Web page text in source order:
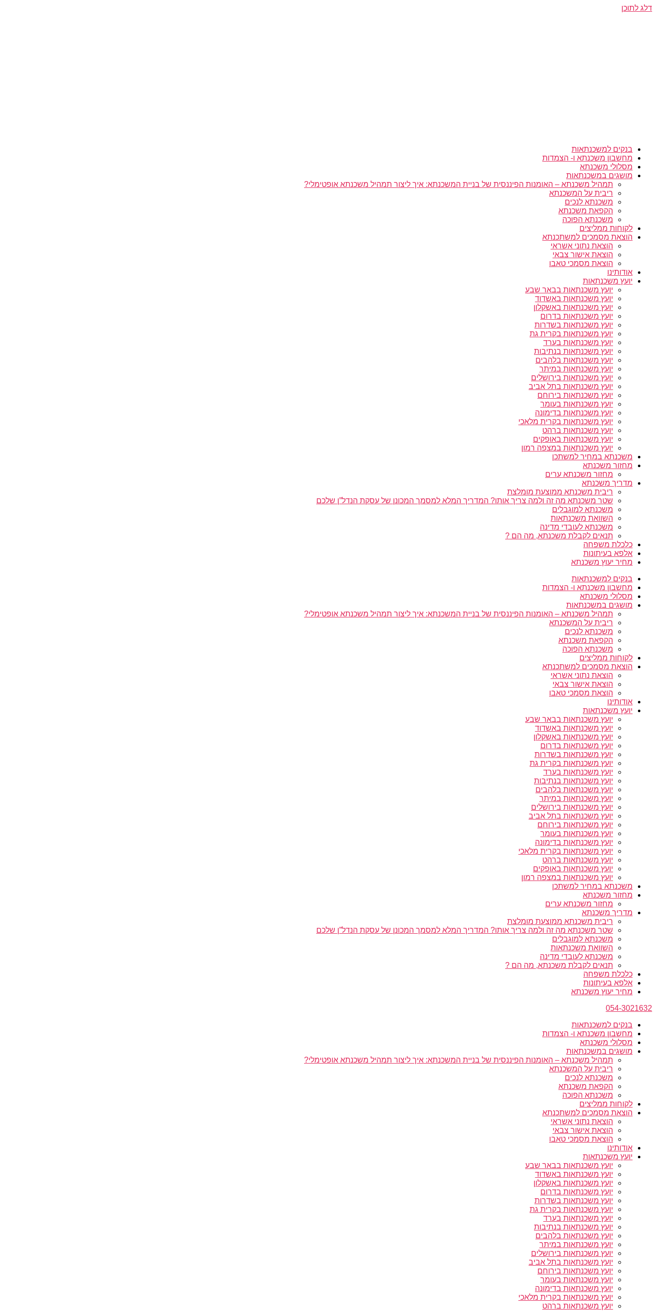
דלג לתוכן
בנקים למשכנתאות
מחשבון משכנתא ו- הצמדות
מסלולי משכנתא
מושגים במשכנתאות
תמהיל משכנתא – האומנות הפיננסית של בניית המשכנתא: איך ליצור תמהיל משכנתא אופטימלי?
ריבית על המשכנתא
משכנתא לנכים
הקפאת משכנתא
משכנתא הפוכה
לקוחות ממליצים
הוצאת מסמכים למשתכנתא
הוצאת נתוני אשראי
הוצאת אישור צבאי
הוצאת מסמכי טאבו
אודותינו
יועץ משכנתאות
יועץ משכנתאות בבאר שבע
יועץ משכנתאות באשדוד
יועץ משכנתאות באשקלון
יועץ משכנתאות בדרום
יועץ משכנתאות בשדרות
יועץ משכנתאות בקרית גת
יועץ משכנתאות בערד
יועץ משכנתאות בנתיבות
יועץ משכנתאות בלהבים
יועץ משכנתאות במיתר
יועץ משכנתאות בירושלים
יועץ משכנתאות בתל אביב
יועץ משכנתאות בירוחם
יועץ משכנתאות בעומר
יועץ משכנתאות בדימונה
יועץ משכנתאות בקרית מלאכי
יועץ משכנתאות ברהט
יועץ משכנתאות באופקים
יועץ משכנתאות במצפה רמון
משכנתא במחיר למשתכן
מחזור משכנתא
מחזור משכנתא ערים
מדריך משכנתא
ריבית משכנתא ממוצעת מומלצת
שטר משכנתא מה זה ולמה צריך אותו? המדריך המלא למסמך המכונן של עסקת הנדל”ן שלכם
משכנתא למוגבלים
השוואת משכנתאות
משכנתא לעובדי מדינה
תנאים לקבלת משכנתא, מה הם ?
כלכלת משפחה
אלפא בעיתונות
מחיר יעוץ משכנתא
בנקים למשכנתאות
מחשבון משכנתא ו- הצמדות
מסלולי משכנתא
מושגים במשכנתאות
תמהיל משכנתא – האומנות הפיננסית של בניית המשכנתא: איך ליצור תמהיל משכנתא אופטימלי?
ריבית על המשכנתא
משכנתא לנכים
הקפאת משכנתא
משכנתא הפוכה
לקוחות ממליצים
הוצאת מסמכים למשתכנתא
הוצאת נתוני אשראי
הוצאת אישור צבאי
הוצאת מסמכי טאבו
אודותינו
יועץ משכנתאות
יועץ משכנתאות בבאר שבע
יועץ משכנתאות באשדוד
יועץ משכנתאות באשקלון
יועץ משכנתאות בדרום
יועץ משכנתאות בשדרות
יועץ משכנתאות בקרית גת
יועץ משכנתאות בערד
יועץ משכנתאות בנתיבות
יועץ משכנתאות בלהבים
יועץ משכנתאות במיתר
יועץ משכנתאות בירושלים
יועץ משכנתאות בתל אביב
יועץ משכנתאות בירוחם
יועץ משכנתאות בעומר
יועץ משכנתאות בדימונה
יועץ משכנתאות בקרית מלאכי
יועץ משכנתאות ברהט
יועץ משכנתאות באופקים
יועץ משכנתאות במצפה רמון
משכנתא במחיר למשתכן
מחזור משכנתא
מחזור משכנתא ערים
מדריך משכנתא
ריבית משכנתא ממוצעת מומלצת
שטר משכנתא מה זה ולמה צריך אותו? המדריך המלא למסמך המכונן של עסקת הנדל”ן שלכם
משכנתא למוגבלים
השוואת משכנתאות
משכנתא לעובדי מדינה
תנאים לקבלת משכנתא, מה הם ?
כלכלת משפחה
אלפא בעיתונות
מחיר יעוץ משכנתא
054-3021632
בנקים למשכנתאות
מחשבון משכנתא ו- הצמדות
מסלולי משכנתא
מושגים במשכנתאות
תמהיל משכנתא – האומנות הפיננסית של בניית המשכנתא: איך ליצור תמהיל משכנתא אופטימלי?
ריבית על המשכנתא
משכנתא לנכים
הקפאת משכנתא
משכנתא הפוכה
לקוחות ממליצים
הוצאת מסמכים למשתכנתא
הוצאת נתוני אשראי
הוצאת אישור צבאי
הוצאת מסמכי טאבו
אודותינו
יועץ משכנתאות
יועץ משכנתאות בבאר שבע
יועץ משכנתאות באשדוד
יועץ משכנתאות באשקלון
יועץ משכנתאות בדרום
יועץ משכנתאות בשדרות
יועץ משכנתאות בקרית גת
יועץ משכנתאות בערד
יועץ משכנתאות בנתיבות
יועץ משכנתאות בלהבים
יועץ משכנתאות במיתר
יועץ משכנתאות בירושלים
יועץ משכנתאות בתל אביב
יועץ משכנתאות בירוחם
יועץ משכנתאות בעומר
יועץ משכנתאות בדימונה
יועץ משכנתאות בקרית מלאכי
יועץ משכנתאות ברהט